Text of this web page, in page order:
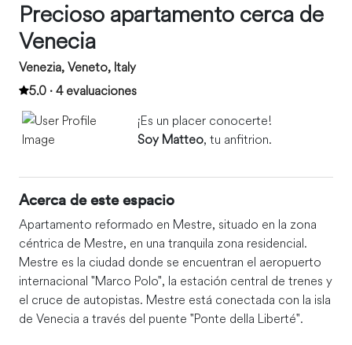
Precioso apartamento cerca de
Venecia
Venezia, Veneto, Italy
5.0 · 4 evaluaciones
¡Es un placer conocerte!
Soy Matteo, tu anfitrion.
Acerca de este espacio
Apartamento reformado en Mestre, situado en la zona
céntrica de Mestre, en una tranquila zona residencial.
Mestre es la ciudad donde se encuentran el aeropuerto
internacional "Marco Polo", la estación central de trenes y
el cruce de autopistas. Mestre está conectada con la isla
de Venecia a través del puente "Ponte della Liberté".